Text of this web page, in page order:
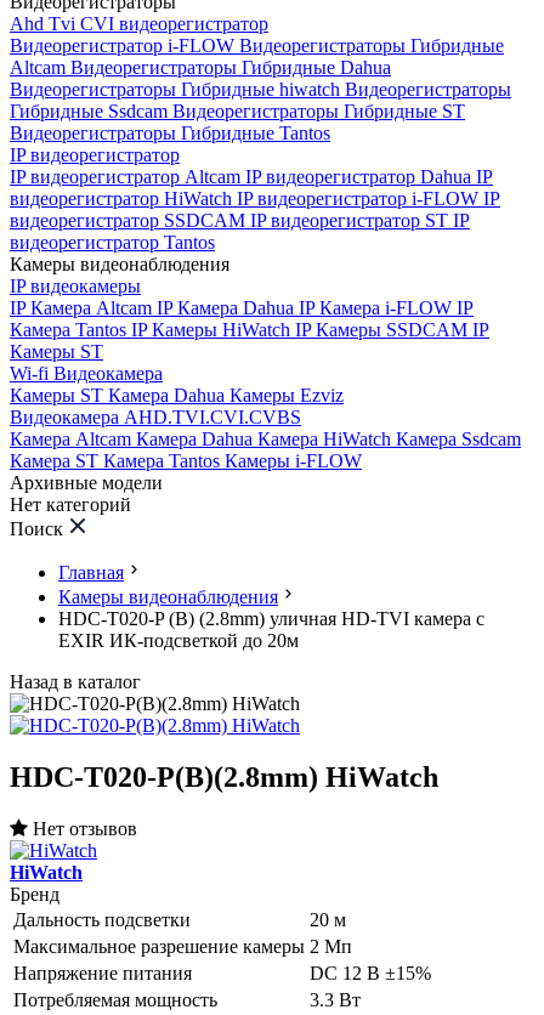
Ahd Tvi CVI видеорегистратор
Видеорегистратор i-FLOW Видеорегистраторы Гибридные
Altcam Видеорегистраторы Гибридные Dahua
Видеорегистраторы Гибридные hiwatch Видеорегистраторы
Гибридные Ssdcam Видеорегистраторы Гибридные ST
Видеорегистраторы Гибридные Tantos
IP видеорегистратор
IP видеорегистратор Altcam IP видеорегистратор Dahua IP
видеорегистратор HiWatch IP видеорегистратор i-FLOW IP
видеорегистратор SSDCAM IP видеорегистратор ST IP
видеорегистратор Tantos
Камеры видеонаблюдения
IP видеокамеры
IP Камера Altcam IP Камера Dahua IP Камера i-FLOW IP
Камера Tantos IP Камеры HiWatch IP Камеры SSDCAM IP
Камеры ST
Wi-fi Видеокамера
Камеры ST Камера Dahua Камеры Ezviz
Видеокамера AHD.TVI.CVI.CVBS
Камера Altcam Камера Dahua Камера HiWatch Камера Ssdcam
Камера ST Камера Tantos Камеры i-FLOW
Архивные модели
Нет категорий
Поиск
Главная
Камеры видеонаблюдения
HDC-T020-P (B) (2.8mm) уличная HD-TVI камера с
EXIR ИК-подсветкой до 20м
Назад в каталог
HDC-T020-P(B)(2.8mm) HiWatch
Нет отзывов
HiWatch
Бренд
Дальность подсветки
20 м
Максимальное разрешение камеры 2 Мп
Напряжение питания
DC 12 В ±15%
Потребляемая мощность
3.3 Вт